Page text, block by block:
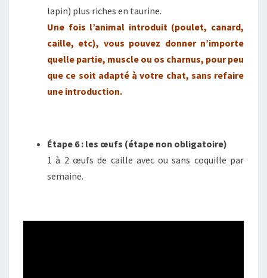
lapin) plus riches en taurine.
Une fois l’animal introduit (poulet, canard,
caille, etc), vous pouvez donner n’importe
quelle partie, muscle ou os charnus, pour peu
que ce soit adapté à votre chat, sans refaire
une introduction.
Étape 6 : les œufs (étape non obligatoire)
1 à 2 œufs de caille avec ou sans coquille par
semaine.